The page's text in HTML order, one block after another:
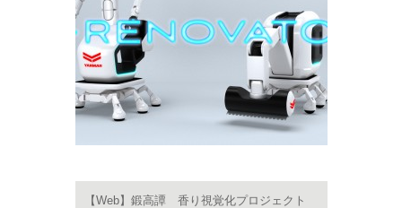
【Web】鍛高譚 香り視覚化プロジェクト